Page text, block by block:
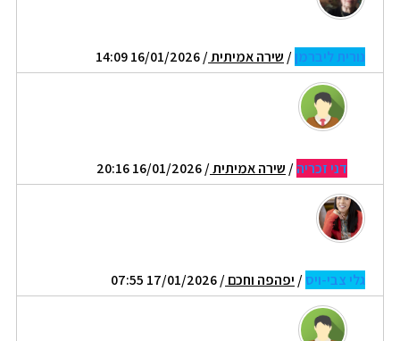
נורית ליברמן/ שירה אמיתית/ 16/01/2026 14:09
דני זכריה/ שירה אמיתית/ 16/01/2026 20:16
גלי צבי-ויס/ יפהפה וחכם/ 17/01/2026 07:55